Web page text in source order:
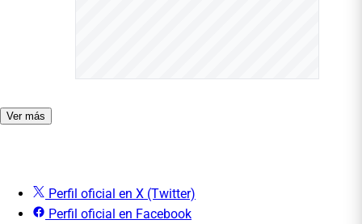
Ver más
Perfil oficial en X (Twitter)
Perfil oficial en Facebook